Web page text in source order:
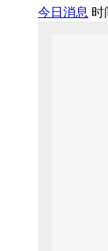
今日消息 时